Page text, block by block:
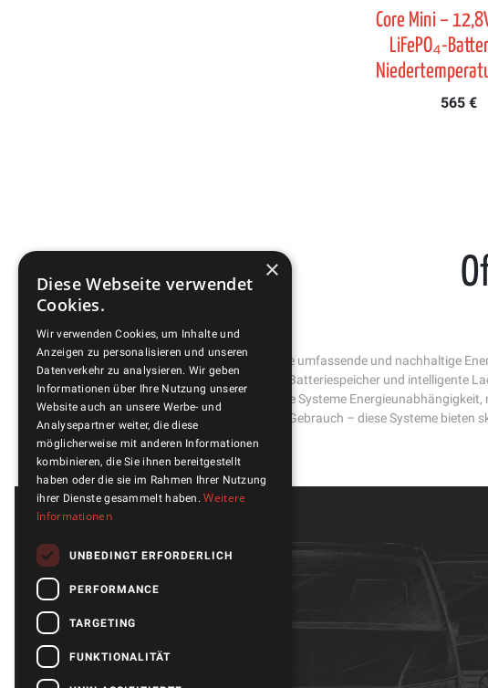
Core Mini –
LiFePO₄-
565 €
Netzunabhängige Energiesysteme bieten eine umfassende und nachhaltige
zuverlässige Wechselrichter, fortschrittliche Batteriespeicher und intelligente
Liebhaber gewährleisten netzunabhängige Systeme
täglichen Gebrauch – diese Systeme
×
Diese Webseite verwendet
Cookies.
Wir verwenden Cookies, um Inhalte und
Anzeigen zu personalisieren und unseren
Datenverkehr zu analysieren. Wir geben
Informationen über Ihre Nutzung unserer
Website auch an unsere Werbe- und
Analysepartner weiter, die diese
möglicherweise mit anderen Informationen
kombinieren, die Sie ihnen bereitgestellt
haben oder die sie im Rahmen Ihrer Nutzung
ihrer Dienste gesammelt haben.Weitere
Informationen
UNBEDINGT ERFORDERLICH
PERFORMANCE
TARGETING
FUNKTIONALITÄT